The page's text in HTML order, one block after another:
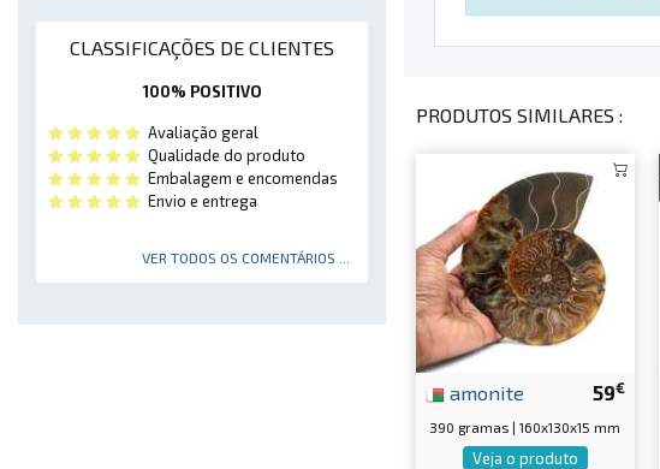
CLASSIFICAÇÕES DE CLIENTES
100% POSITIVO
Avaliação geral
Qualidade do produto
Embalagem e encomendas
Envio e entrega
VER TODOS OS COMENTÁRIOS ...
PRODUTOS SIMILARES :
59€
amonite
390 gramas | 160x130x15 mm
Veja o produto